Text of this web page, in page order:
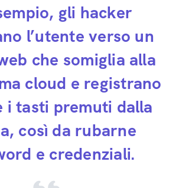
gli hacker
l’utente verso un
che somiglia alla
cloud e registrano
i tasti premuti dalla
così da rubarne
e credenziali.